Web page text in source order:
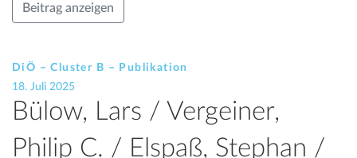
Beitrag anzeigen
DiÖ – Cluster B – Publikation
18. Juli 2025
Bülow, Lars / Vergeiner,
Philip C. / Elspaß, Stephan /